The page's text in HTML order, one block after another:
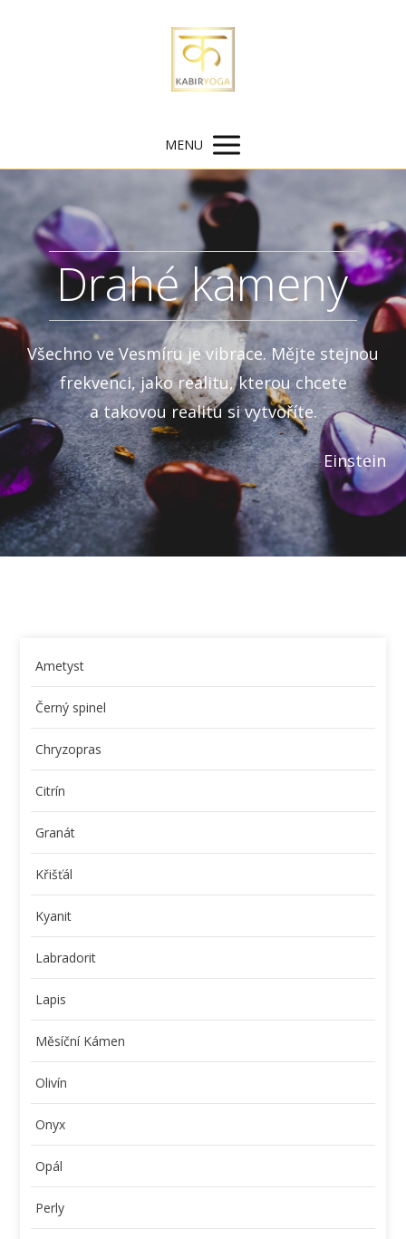
MENU
Drahé kameny
Všechno ve Vesmíru je vibrace. Mějte stejnou
frekvenci, jako realitu, kterou chcete
a takovou realitu si vytvoříte.
Einstein
Ametyst
Černý spinel
Chryzopras
Citrín
Granát
Křišťál
Kyanit
Labradorit
Lapis
Měsíční Kámen
Olivín
Onyx
Opál
Perly